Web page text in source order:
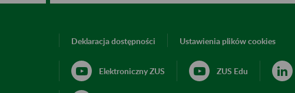
Deklaracja dostępności Ustawienia plików cookies
Elektroniczny ZUS ZUS Edu